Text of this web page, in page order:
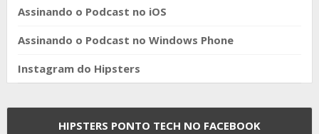
Assinando o Podcast no iOS
Assinando o Podcast no Windows Phone
Instagram do Hipsters
HIPSTERS PONTO TECH NO FACEBOOK